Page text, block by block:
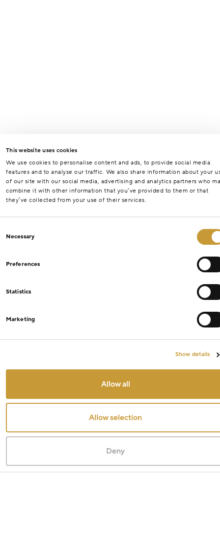
This website uses cookies
We use cookies to personalise content and ads, to provide social media
features and to analyse our traffic. We also share information about your
of our site with our social media, advertising and analytics partners who
combine it with other information that you’ve provided to them or that
they’ve collected from your use of their services.
Selection
Necessary
Preferences
Statistics
Marketing
Show details
Allow all
Allow selection
Deny